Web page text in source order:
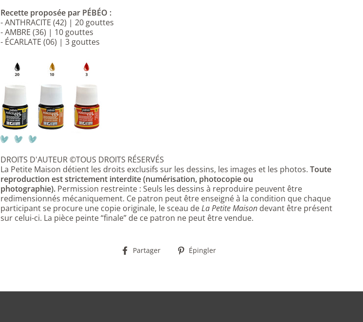
Recette proposée par PÉBÉO :
-ANTHRACITE (42) | 20 gouttes
-AMBRE (36) | 10 gouttes
- ÉCARLATE (06) | 3 gouttes
DROITS D'AUTEUR ©TOUS DROITS RÉSERVÉS
La Petite Maison détient les droits exclusifs sur les dessins, les images et les photos. Toute
reproduction est strictement interdite (numérisation, photocopie ou
photographie). Permission restreinte : Seuls les dessins à reproduire peuvent être
redimensionnés mécaniquement. Ce patron peut être enseigné à la condition que chaque
participant se procure une copie originale, le sceau deLa Petite Maison devant être présent
sur celui-ci. La pièce peinte “finale” de ce patron ne peut être vendue.
Partager
PartagerÉpingler